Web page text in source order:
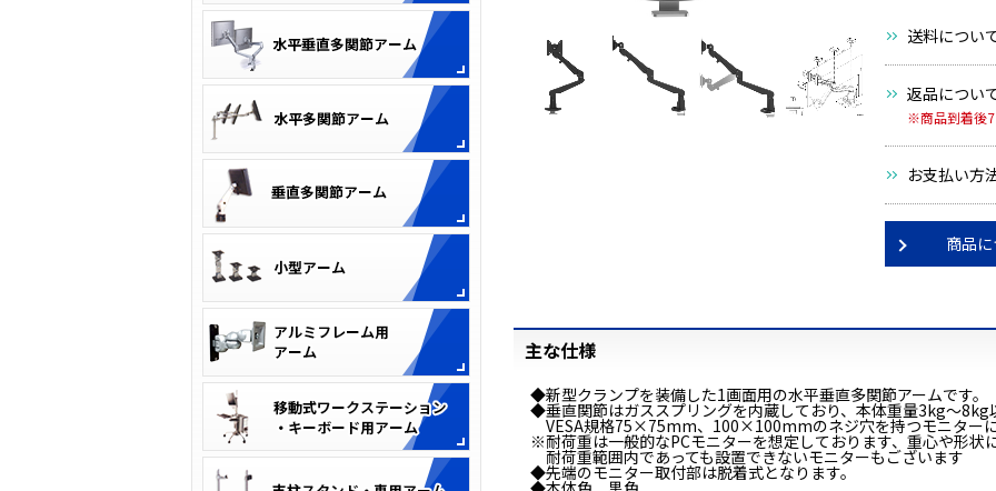
送料につい
返品につい
※商品到着後7
お支払い方
商品
主な仕様
◆新型クランプを装備した1画面用の水平垂直多関節アームです。
◆垂直関節はガススプリングを内蔵しており、本体重量3kg～8kg
VESA規格75×75mm、100×100mmのネジ穴を持つモニター
※耐荷重は一般的なPCモニターを想定しております、重心や形状
耐荷重範囲内であっても設置できないモニターもございます
◆先端のモニター取付部は脱着式となります。